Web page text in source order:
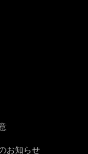
お知らせ